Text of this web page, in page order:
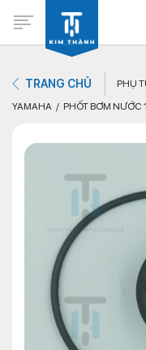
Không có
TRANG CHỦ PHỤ
YAMAHA
PHỐT BƠM NƯỚC